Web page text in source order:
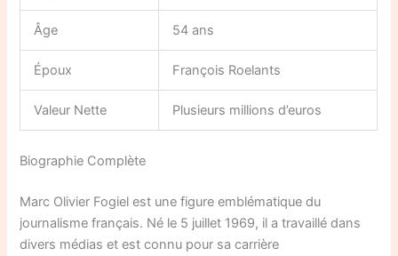
Âge 54 ans
Époux François Roelants
Valeur Nette Plusieurs millions d’euros
Biographie Complète
Marc Olivier Fogiel est une figure emblématique du
journalisme français. Né le 5 juillet 1969, il a travaillé dans
divers médias et est connu pour sa carrière